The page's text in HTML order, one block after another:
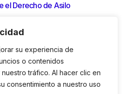
su experiencia de
o contenidos
tráfico. Al hacer clic en
consentimiento a nuestro uso
el Derecho de Asilo
de Abogados de